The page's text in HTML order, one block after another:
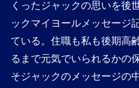
くったジャックの思いを後
ックマイヨールメッセージ
ている。住職も私も後期高
るまで元気でいられるかの
そジャックのメッセージの